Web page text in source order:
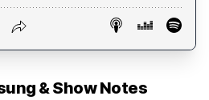
& Show Notes